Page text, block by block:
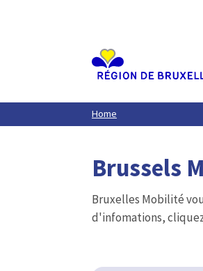
Home
Brussels
Bruxelles Mobilité
d'infomations,